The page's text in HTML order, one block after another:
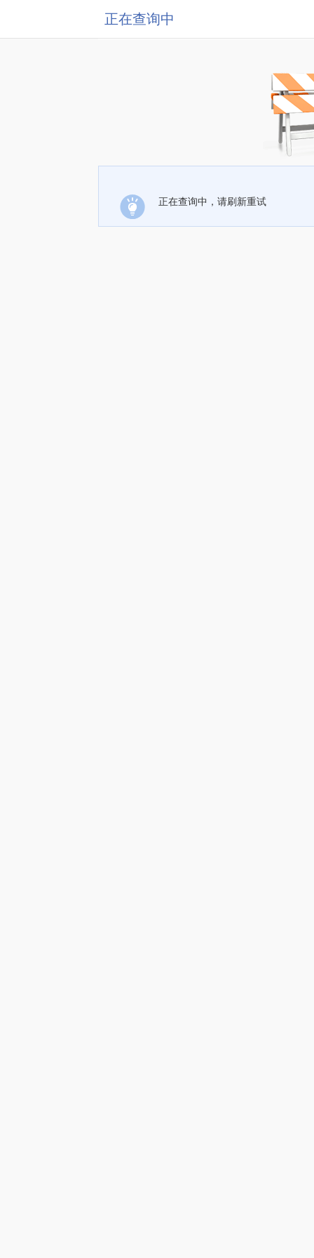
正在查询中
正在查询中，请刷新重试